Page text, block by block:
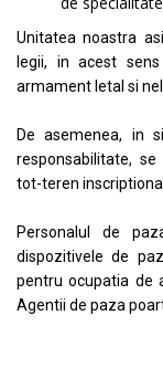
Unitatea noastra
legii, in acest
armament letal si
De asemenea, in
responsabilitate,
tot-teren
Personalul de
dispozitivele de
pentru ocupatia de
Agentii de paza